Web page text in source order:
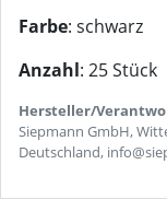
Farbe: schwarz
Anzahl: 25 Stück
Hersteller/
Siepmann GmbH,
Deutschland,